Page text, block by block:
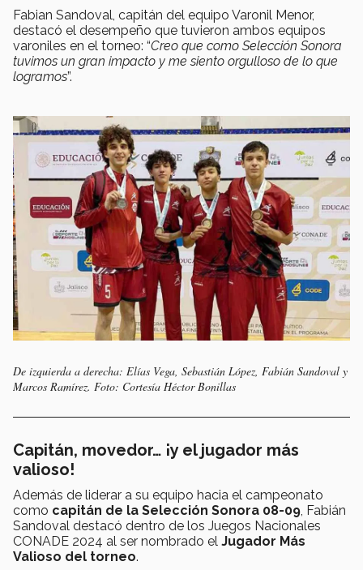
Fabian Sandoval, capitán del equipo Varonil Menor,
destacó el desempeño que tuvieron ambos equipos
varoniles en el torneo: “Creo que como Selección Sonora
tuvimos un gran impacto y me siento orgulloso de lo que
logramos”.
De izquierda a derecha: Elías Vega, Sebastián López, Fabián Sandoval y
Marcos Ramírez. Foto: Cortesía Héctor Bonillas
Capitán, movedor… ¡y el jugador más
valioso!
Además de liderar a su equipo hacia el campeonato
como capitán de la Selección Sonora 08-09, Fabián
Sandoval destacó dentro de los Juegos Nacionales
CONADE 2024 al ser nombrado el Jugador Más
Valioso del torneo.